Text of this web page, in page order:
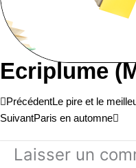
Ecriplume
Précédent
PrécédentLe pire et le
SuivantParis en automne
Laisser un